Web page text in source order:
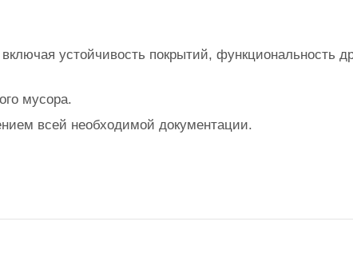
устойчивость покрытий, функциональность
мусора.
всей необходимой документации.